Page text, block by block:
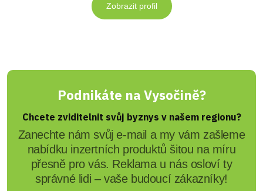
Zobrazit profil
Podnikáte na Vysočině?
Chcete zviditelnit svůj byznys v našem regionu?
Zanechte nám svůj e-mail a my vám zašleme
nabídku inzertních produktů šitou na míru
přesně pro vás. Reklama u nás osloví ty
správné lidi – vaše budoucí zákazníky!